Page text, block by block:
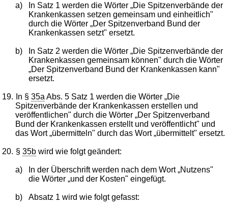
a)
In Satz 1 werden die Wörter „Die Spitzenverbände der
Krankenkassen setzen gemeinsam und einheitlich"
durch die Wörter „Der Spitzenverband Bund der
Krankenkassen setzt" ersetzt.
b)
In Satz 2 werden die Wörter „Die Spitzenverbände der
Krankenkassen gemeinsam können" durch die Wörter
„Der Spitzenverband Bund der Krankenkassen kann"
ersetzt.
19. In §35a Abs. 5 Satz 1 werden die Wörter „Die
Spitzenverbände der Krankenkassen erstellen und
veröffentlichen" durch die Wörter „Der Spitzenverband
Bund der Krankenkassen erstellt und veröffentlicht" und
das Wort „übermitteln" durch das Wort „übermittelt" ersetzt.
20. §35b wird wie folgt geändert:
a)
In der Überschrift werden nach dem Wort „Nutzens"
die Wörter „und der Kosten" eingefügt.
b) Absatz 1 wird wie folgt gefasst: